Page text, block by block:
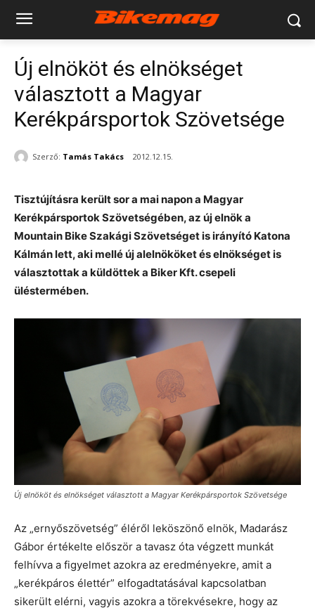
Új elnököt és elnökséget
választott a Magyar
Kerékpársportok Szövetsége
Szerző: Tamás Takács 2012.12.15.
Tisztújításra került sor a mai napon a Magyar
Kerékpársportok Szövetségében, az új elnök a
Mountain Bike Szakági Szövetséget is irányító Katona
Kálmán lett, aki mellé új alelnököket és elnökséget is
választottak a küldöttek a Biker Kft. csepeli
üléstermében.
Új elnököt és elnökséget választott a Magyar Kerékpársportok Szövetsége
Az „ernyőszövetség” éléről leköszönő elnök, Madarász
Gábor értékelte először a tavasz óta végzett munkát
felhívva a figyelmet azokra az eredményekre, amit a
„kerékpáros élettér” elfogadtatásával kapcsolatban
sikerült elérni, vagyis azokra a törekvésekre, hogy az